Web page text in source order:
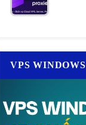
VPS WINDOWS